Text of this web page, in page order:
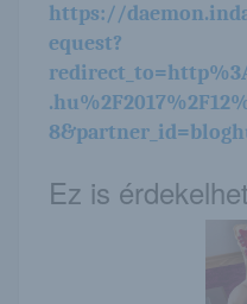
https://
equest?
Ez is érdekelhet